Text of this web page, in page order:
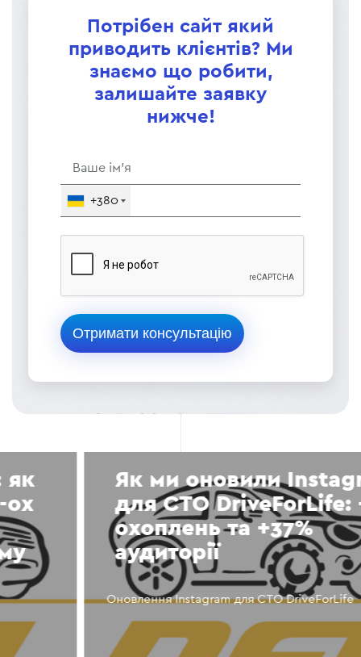
Потрібен сайт який
приводить клієнтів? Ми
знаємо що робити,
залишайте заявку
нижче!
+380
Як ми оновили Instagram
для СТО DriveForLife: +55%
охоплень та +37%
аудиторії
Оновлення Instagram для СТО DriveForLife